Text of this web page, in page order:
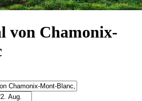
von Chamonix-